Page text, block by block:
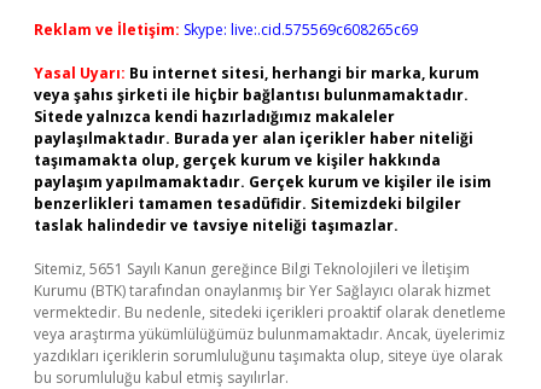
Reklam ve İletişim: Skype: live:.cid.575569c608265c69
Yasal Uyarı: Bu internet sitesi, herhangi bir marka, kurum
veya şahıs şirketi ile hiçbir bağlantısı bulunmamaktadır.
Sitede yalnızca kendi hazırladığımız makaleler
paylaşılmaktadır. Burada yer alan içerikler haber niteliği
taşımamakta olup, gerçek kurum ve kişiler hakkında
paylaşım yapılmamaktadır. Gerçek kurum ve kişiler ile isim
benzerlikleri tamamen tesadüfidir. Sitemizdeki bilgiler
taslak halindedir ve tavsiye niteliği taşımazlar.
Sitemiz, 5651 Sayılı Kanun gereğince Bilgi Teknolojileri ve İletişim
Kurumu (BTK) tarafından onaylanmış bir Yer Sağlayıcı olarak hizmet
vermektedir. Bu nedenle, sitedeki içerikleri proaktif olarak denetleme
veya araştırma yükümlülüğümüz bulunmamaktadır. Ancak, üyelerimiz
yazdıkları içeriklerin sorumluluğunu taşımakta olup, siteye üye olarak
bu sorumluluğu kabul etmiş sayılırlar.